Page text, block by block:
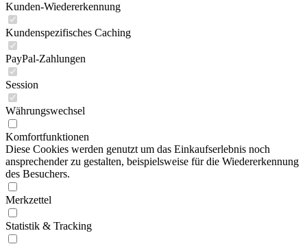
Kunden-Wiedererkennung
Kundenspezifisches Caching
PayPal-Zahlungen
Session
Währungswechsel
Komfortfunktionen
Diese Cookies werden genutzt um das Einkaufserlebnis noch
ansprechender zu gestalten, beispielsweise für die Wiedererkennung
des Besuchers.
Merkzettel
Statistik & Tracking